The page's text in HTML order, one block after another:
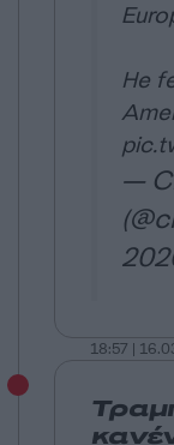
He
—
18:57 |